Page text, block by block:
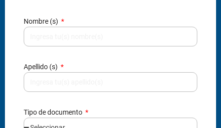
Nombre (s)
Apellido (s)
Tipo de documento